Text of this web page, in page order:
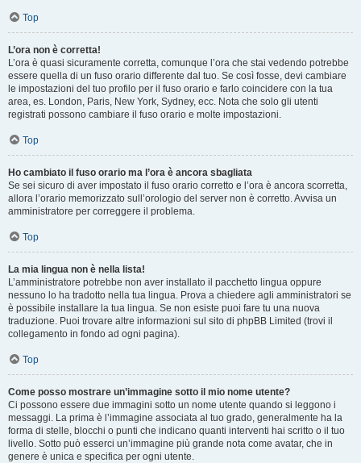
Top
L’ora non è corretta!
L’ora è quasi sicuramente corretta, comunque l’ora che stai vedendo potrebbe
essere quella di un fuso orario differente dal tuo. Se così fosse, devi cambiare
le impostazioni del tuo profilo per il fuso orario e farlo coincidere con la tua
area, es. London, Paris, New York, Sydney, ecc. Nota che solo gli utenti
registrati possono cambiare il fuso orario e molte impostazioni.
Top
Ho cambiato il fuso orario ma l’ora è ancora sbagliata
Se sei sicuro di aver impostato il fuso orario corretto e l’ora è ancora scorretta,
allora l’orario memorizzato sull’orologio del server non è corretto. Avvisa un
amministratore per correggere il problema.
Top
La mia lingua non è nella lista!
L’amministratore potrebbe non aver installato il pacchetto lingua oppure
nessuno lo ha tradotto nella tua lingua. Prova a chiedere agli amministratori se
è possibile installare la tua lingua. Se non esiste puoi fare tu una nuova
traduzione. Puoi trovare altre informazioni sul sito di phpBB Limited (trovi il
collegamento in fondo ad ogni pagina).
Top
Come posso mostrare un’immagine sotto il mio nome utente?
Ci possono essere due immagini sotto un nome utente quando si leggono i
messaggi. La prima è l’immagine associata al tuo grado, generalmente ha la
forma di stelle, blocchi o punti che indicano quanti interventi hai scritto o il tuo
livello. Sotto può esserci un’immagine più grande nota come avatar, che in
genere è unica e specifica per ogni utente.